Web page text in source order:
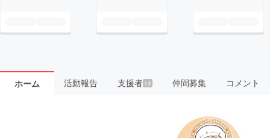
ホーム 活動報告 支援者 14 仲間募集 コメント